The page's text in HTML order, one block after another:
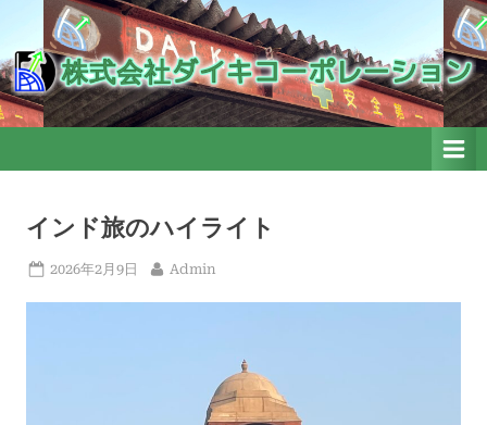
content
株式会社ダイキコーポレーシ
ョン
株式会社ダイキコーポレーション
インド旅のハイライト
Posted
2026年2月9日 By
Admin